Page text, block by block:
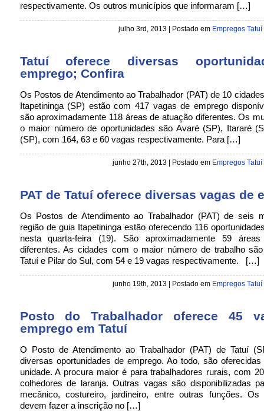
respectivamente. Os outros municípios que informaram […]
julho 3rd, 2013 | Postado em Empregos Tatuí
Tatuí oferece diversas
emprego; Confira
Os Postos de Atendimento ao Trabalhador (PAT) de 10
Itapetininga (SP) estão com 417 vagas de emprego
são aproximadamente 118 áreas de atuação diferentes. Os
o maior número de oportunidades são Avaré (SP), Itararé
(SP), com 164, 63 e 60 vagas respectivamente. Para […]
junho 27th, 2013 | Postado em Empregos Tatuí
PAT de Tatuí oferece diversas vagas de
Os Postos de Atendimento ao Trabalhador (PAT) de seis
região de guia Itapetininga estão oferecendo 116
nesta quarta-feira (19). São aproximadamente 59
diferentes. As cidades com o maior número de trabalho
Tatuí e Pilar do Sul, com 54 e 19 vagas respectivamente. […]
junho 19th, 2013 | Postado em Empregos Tatuí
Posto do Trabalhador oferece 45
emprego em Tatuí
O Posto de Atendimento ao Trabalhador (PAT) de Tatuí
diversas oportunidades de emprego. Ao todo, são
unidade. A procura maior é para trabalhadores rurais, com
colhedores de laranja. Outras vagas são disponibilizadas
mecânico, costureiro, jardineiro, entre outras funções. Os
devem fazer a inscrição no […]